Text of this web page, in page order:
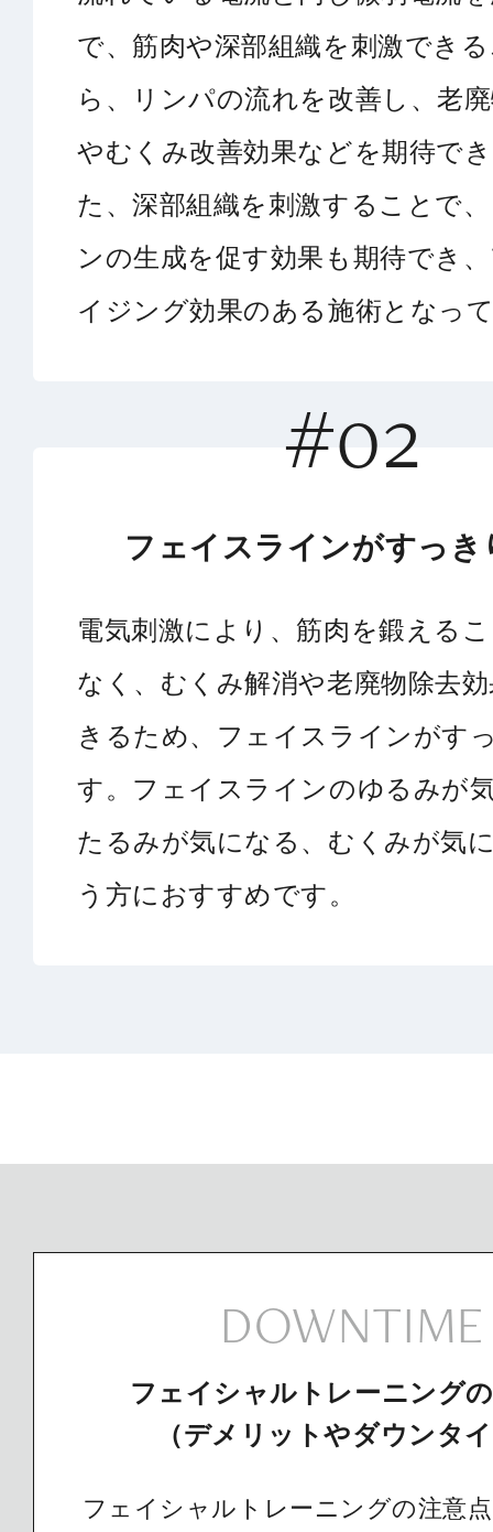
で、筋肉や深部組織を刺激でき
ら、リンパの流れを改善し、老
やむくみ改善効果などを期待で
た、深部組織を刺激することで
ンの生成を促す効果も期待でき
イジング効果のある施術となっ
#02
フェイスラインがすっき
電気刺激により、筋肉を鍛える
なく、むくみ解消や老廃物除去
きるため、フェイスラインがす
す。フェイスラインのゆるみが
たるみが気になる、むくみが気
う方におすすめです。
フェイシャルトレーニング
（デメリットやダウンタ
DOWNTIME
フェイシャルトレーニングの注意